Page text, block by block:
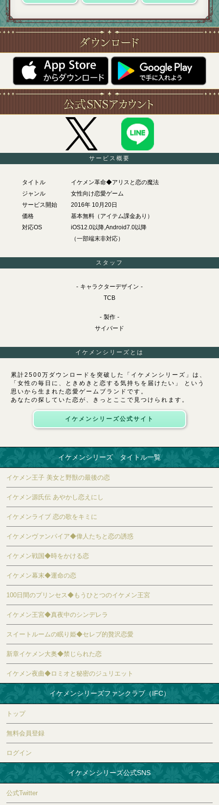
サービス概要
タイトル
イケメン革命◆アリスと恋の魔法
ジャンル
女性向け恋愛ゲーム
サービス開始
2016年 10月20日
価格
基本無料（アイテム課金あり）
対応OS
iOS12.0以降,Android7.0以降
（一部端末非対応）
スタッフ
キャラクターデザイン
TCB
製作
サイバード
イケメンシリーズとは
累計2500万ダウンロードを突破した「イケメンシリーズ」は、
「女性の毎日に、ときめきと恋する気持ちを届けたい」 という
思いから生まれた恋愛ゲームブランドです。
あなたの探していた恋が、きっとここで見つけられます。
イケメンシリーズ公式サイト
イケメンシリーズ タイトル一覧
イケメン王子 美女と野獣の最後の恋
イケメン源氏伝 あやかし恋えにし
イケメンライブ 恋の歌をキミに
イケメンヴァンパイア◆偉人たちと恋の誘惑
イケメン戦国◆時をかける恋
イケメン幕末◆運命の恋
100日間のプリンセス◆もうひとつのイケメン王宮
イケメン王宮◆真夜中のシンデレラ
スイートルームの眠り姫◆セレブ的贅沢恋愛
新章イケメン大奥◆禁じられた恋
イケメン夜曲◆ロミオと秘密のジュリエット
イケメンシリーズファンクラブ（IFC）
トップ
無料会員登録
ログイン
イケメンシリーズ公式SNS
公式Twitter